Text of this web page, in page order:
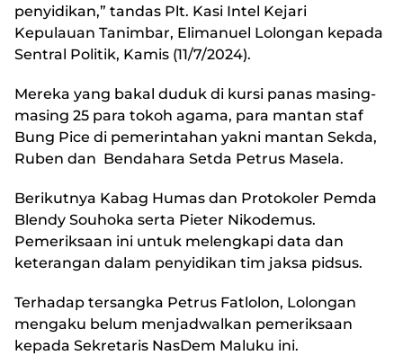
penyidikan,” tandas Plt. Kasi Intel Kejari
Kepulauan Tanimbar, Elimanuel Lolongan kepada
Sentral Politik, Kamis (11/7/2024).
Mereka yang bakal duduk di kursi panas masing-
masing 25 para tokoh agama, para mantan staf
Bung Pice di pemerintahan yakni mantan Sekda,
Ruben dan Bendahara Setda Petrus Masela.
Berikutnya Kabag Humas dan Protokoler Pemda
Blendy Souhoka serta Pieter Nikodemus.
Pemeriksaan ini untuk melengkapi data dan
keterangan dalam penyidikan tim jaksa pidsus.
Terhadap tersangka Petrus Fatlolon, Lolongan
mengaku belum menjadwalkan pemeriksaan
kepada Sekretaris NasDem Maluku ini.